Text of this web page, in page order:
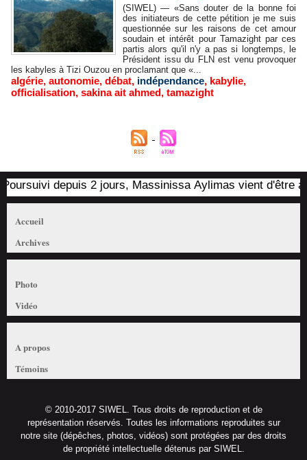
(SIWEL) — «Sans douter de la bonne foi
des initiateurs de cette pétition je me suis
questionnée sur les raisons de cet amour
soudain et intérêt pour Tamazight par ces
partis alors qu'il n'y a pas si longtemps, le
Président issu du FLN est venu provoquer
les kabyles à Tizi Ouzou en proclamant que «...
algérie, autonomie, débat, indépendance, kabylie,
officialisation, sakina ait ahmed, tamazight
depuis 2 jours, Massinissa Aylimas vient d'être
Accueil
Archives
Photo
Vidéo
A propos
Témoins
© 2010-2017 SIWEL. Tous droits de reproduction et de
représentation réservés. Toutes les informations reproduites sur
notre site (dépêches, photos, vidéos) sont protégées par des droits
de propriété intellectuelle détenus par SIWEL.